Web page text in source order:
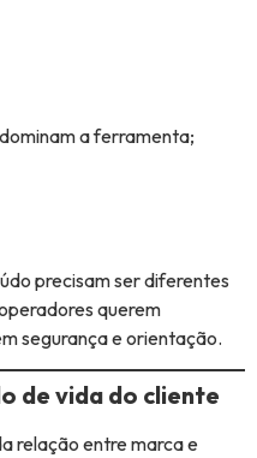
a ferramenta;
precisam ser diferentes
querem
segurança e orientação.
de vida do cliente
relação entre marca e